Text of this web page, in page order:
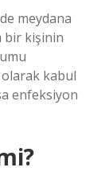
meydana
bir kişinin
olarak kabul
enfeksiyon